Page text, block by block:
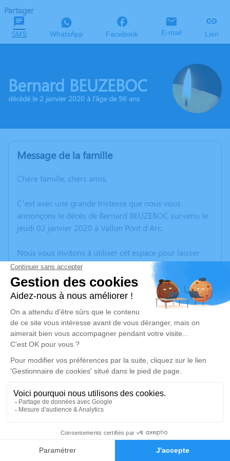
Faire-part Hommages
Partager
SMS WhatsApp Facebook E-mail Lien
Bernard BEUZEBOC
décédé le 2 janvier 2020 à l'âge de 96 ans
Message de la famille
Chère famille, chers amis,
C’est avec une grande tristesse que nous vous
annonçons le décès de Bernard BEUZEBOC survenu le
jeudi 02 janvier 2020 à Vallon Pont d'Arc.
Nous vous invitons à utiliser cet espace pour laisser
vos condoléances, partager des photos souvenirs, une
anecdote ou exprimer vos pensées à travers des
poèmes ou des textes. Cet endroit est un lieu
d'expression dédié à honorer la mémoire de Bernard
BEUZEBOC.
Un service de plantation d’arbre hommage est
disponible ici.
Je rends hommage
Cérémonie civile
Cimetière de Salavas
Chemin de la Gleizasse